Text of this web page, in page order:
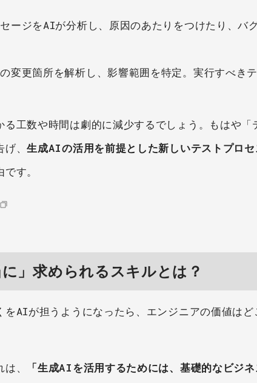
ージをAIが分析し、原因のあたりをつけたり、バ
変更箇所を解析し、影響範囲を特定。実行すべき
工数や時間は劇的に減少するでしょう。もはや「
げ、生成AIの活用を前提とした新しいテストプロセ
す。
」求められるスキルとは？
AIが担うようになったら、エンジニアの価値はど
、
「生成AIを活用するためには、基礎的なビジ